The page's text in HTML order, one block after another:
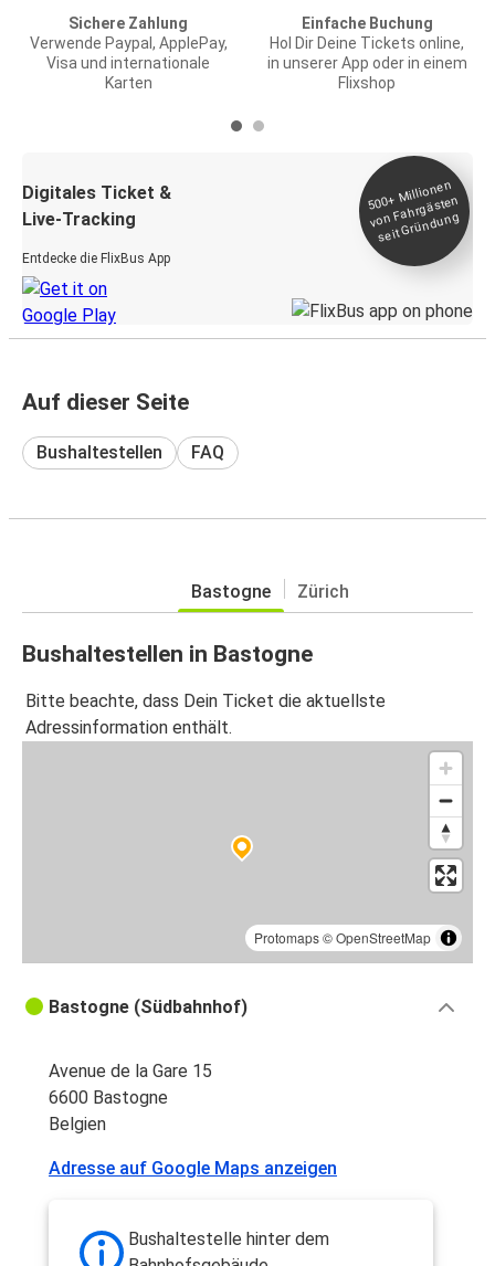
Sichere Zahlung
Verwende Paypal, ApplePay,
Visa und internationale
Karten
Einfache Buchung
Hol Dir Deine Tickets online,
in unserer App oder in einem
Flixshop
Digitales Ticket &
Live-Tracking
Entdecke die FlixBus App
500+
Millionen
von Fahrgästen
seit
Gründung
Auf dieser Seite
Bushaltestellen FAQ
Bastogne Zürich
Bushaltestellen in Bastogne
Bitte beachte, dass Dein Ticket die aktuellste
Adressinformation enthält.
Protomaps©OpenStreetMap
Bastogne (Südbahnhof)
Avenue de la Gare 15
6600 Bastogne
Belgien
Adresse auf Google Maps anzeigen
Bushaltestelle hinter dem